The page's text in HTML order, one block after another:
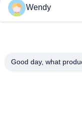
Voedsel Online
Gordel
Industriële
Wendy
Good day, what